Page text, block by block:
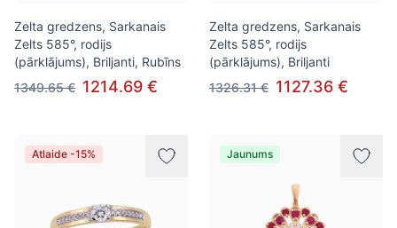
Zelta gredzens, Sarkanais
Zelts 585°, rodijs
(pārklājums), Briljanti, Rubīns
1349.65 € 1214.69 €
Zelta gredzens, Sarkanais
Zelts 585°, rodijs
(pārklājums), Briljanti
1326.31 € 1127.36 €
Atlaide -15% Jaunums